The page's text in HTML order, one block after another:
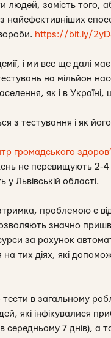
людей, замість того,
найефективніших
https://bit.ly/
і ми все ще далі
на мільйон
як і в
з тестування і як
громадського
не перевищують 2-4
Львівській області.
проблемою є
значно
за рахунок
на тих діях, які
в загальному
які інфікувалися
(в середньому 7 днів),